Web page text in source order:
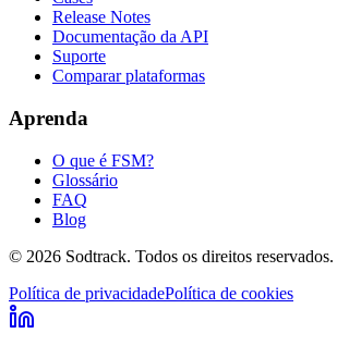
Release Notes
Documentação da API
Suporte
Comparar plataformas
Aprenda
O que é FSM?
Glossário
FAQ
Blog
© 2026 Sodtrack. Todos os direitos reservados.
Política de privacidadePolítica de cookies